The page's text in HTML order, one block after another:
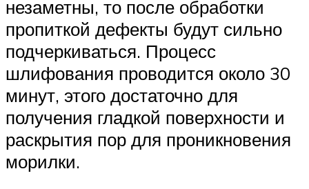
незаметны, то после обработки
пропиткой дефекты будут сильно
подчеркиваться. Процесс
шлифования проводится около 30
минут, этого достаточно для
получения гладкой поверхности и
раскрытия пор для проникновения
морилки.